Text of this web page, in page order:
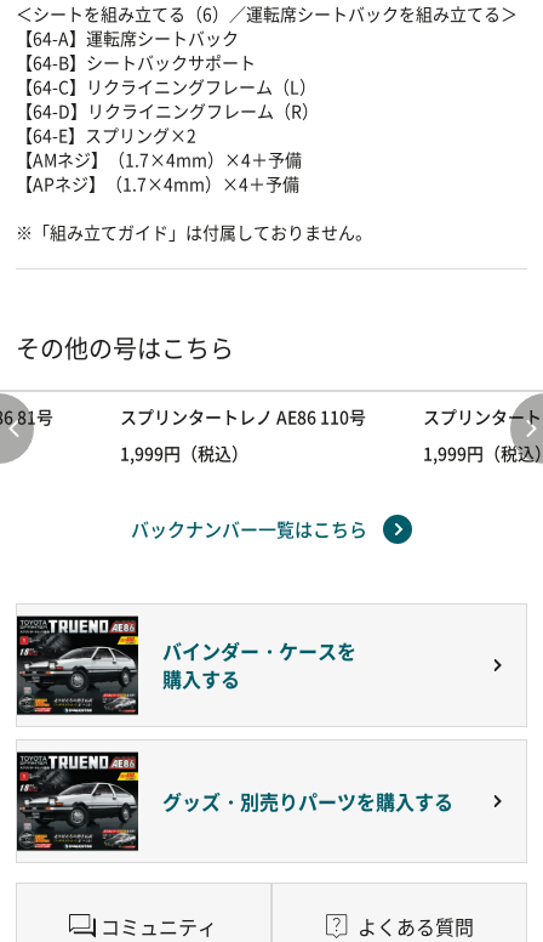
＜シートを組み立てる（6）／運転席シートバックを組み立てる＞
【64-A】運転席シートバック
【64-B】シートバックサポート
【64-C】リクライニングフレーム（L）
【64-D】リクライニングフレーム（R）
【64-E】スプリング×2
【AMネジ】（1.7×4mm）×4＋予備
【APネジ】（1.7×4mm）×4＋予備
※「組み立てガイド」は付属しておりません。
その他の号はこちら
81号
スプリンタートレノ AE86 110号
1,999円（税込）
スプリンター
1,999円（税込
バックナンバー一覧はこちら
バインダー・ケースを
購入する
グッズ・別売りパーツを購入する
コミュニティ よくある質問